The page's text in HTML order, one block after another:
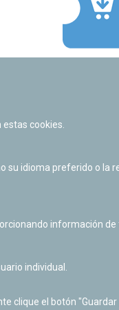
Derecho
cookies.
su idioma preferido o la
información de
individual.
clique el botón "Guardar